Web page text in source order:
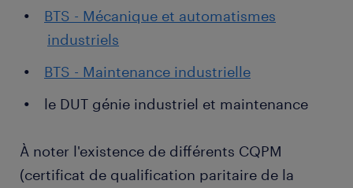
BTS - Mécanique et automatismes
industriels
BTS - Maintenance industrielle
le DUT génie industriel et maintenance
À noter l'existence de différents CQPM
(certificat de qualification paritaire de la